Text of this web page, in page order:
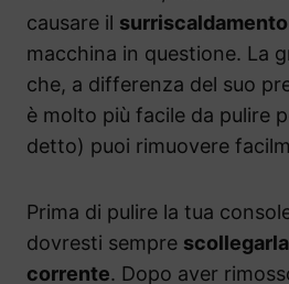
causare il surriscaldamento
macchina in questione. La
che, a differenza del suo
è molto più facile da pulire
detto) puoi rimuovere
Prima di pulire la tua
dovresti sempre
corrente. Dopo aver